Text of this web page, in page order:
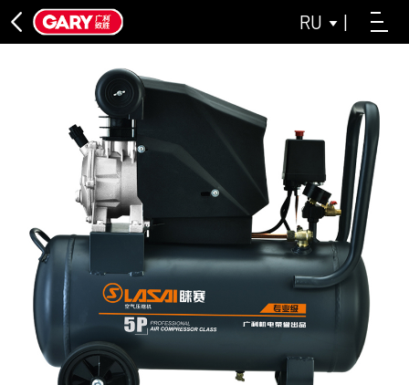
RU |
КОМПРЕССОРЫ С ПРЯМЫМ ПРИВОДОМ
КОМПРЕССОР ASL С ПРЯМЫМ СОЕДИНЕНИЕМ
СЕРИЯ LAISAI INDUSTRIAL GREY
СЕРИЯ БЕЗМАСЛЯНЫХ МАШИН
СЕРИЯ КОМПРЕССОРОВ ДЛЯ БЕЗМАСЛЯНОГО
ВОЗДУХА LAISAI
КОМПРЕССОР ASL ДЛЯ БЕЗМАСЛЯНОГО ВОЗДУХА
СЕРИИ
ЛЕНТОЧНЫЕ ТРАНСПОРТЕРЫ СЕРИИ